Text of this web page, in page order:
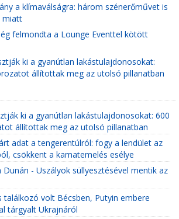
a klímaválságra: három szénerőművet is
miatt
felmondta a Lounge Eventtel kötött
ki a gyanútlan lakástulajdonosokat:
állítottak meg az utolsó pillanatban
ki a gyanútlan lakástulajdonosokat: 600
állítottak meg az utolsó pillanatban
adat a tengerentúlról: fogy a lendület az
csökkent a kamatemelés esélye
Dunán - Uszályok süllyesztésével mentik az
találkozó volt Bécsben, Putyin embere
tárgyalt Ukrajnáról